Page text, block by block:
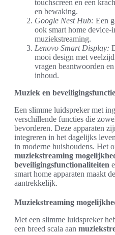
touchscreen en een
en bewaking.
Google Nest Hub: Een
ook smart home device-
muziekstreaming.
Lenovo Smart Display:
mooi design met
vragen beantwoorden
inhoud.
Muziek en
Een slimme luidspreker met
verschillende functies die
bevorderen. Deze apparaten
integreren in het dagelijks
in moderne huishoudens. Het
muziekstreaming
beveiligingsfunctionaliteiten
smart home apparaten maakt
aantrekkelijk.
Muziekstreaming
Met een slimme luidspreker
een breed scala aan